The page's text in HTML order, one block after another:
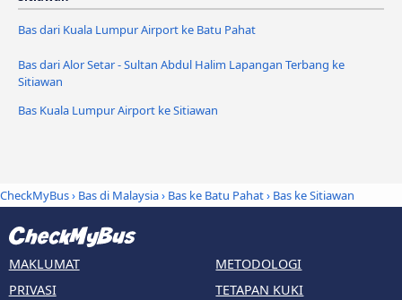
Bas dari Kuala Lumpur Airport ke Batu Pahat
Bas dari Alor Setar - Sultan Abdul Halim Lapangan Terbang ke
Sitiawan
Bas Kuala Lumpur Airport ke Sitiawan
CheckMyBus› Bas di Malaysia› Bas ke Batu Pahat› Bas ke Sitiawan
MAKLUMAT
PRIVASI
METODOLOGI
TETAPAN KUKI